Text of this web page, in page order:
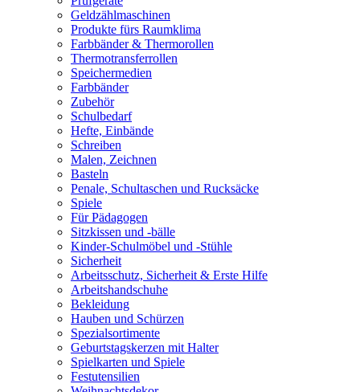
Geldzählmaschinen
Produkte fürs Raumklima
Farbbänder & Thermorollen
Thermotransferrollen
Speichermedien
Farbbänder
Zubehör
Schulbedarf
Hefte, Einbände
Schreiben
Malen, Zeichnen
Basteln
Penale, Schultaschen und Rucksäcke
Spiele
Für Pädagogen
Sitzkissen und -bälle
Kinder-Schulmöbel und -Stühle
Sicherheit
Arbeitsschutz, Sicherheit & Erste Hilfe
Arbeitshandschuhe
Bekleidung
Hauben und Schürzen
Spezialsortimente
Geburtstagskerzen mit Halter
Spielkarten und Spiele
Festutensilien